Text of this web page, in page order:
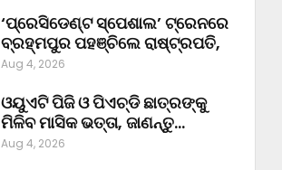
‘ପ୍ରେସିଡେଣ୍ଟ ସ୍ପେଶାଲ’ ଟ୍ରେନରେ
ବ୍ରହ୍ମପୁର ପହଞ୍ଚିଲେ ରାଷ୍ଟ୍ରପତି,
Aug 4, 2026
ଓୟୁଏଟି ପିଜି ଓ ପିଏଚ୍‌ଡି ଛାତ୍ରଙ୍କୁ
ମିଳିବ ମାସିକ ଭତ୍ତା, ଜାଣନ୍ତୁ…
Aug 4, 2026